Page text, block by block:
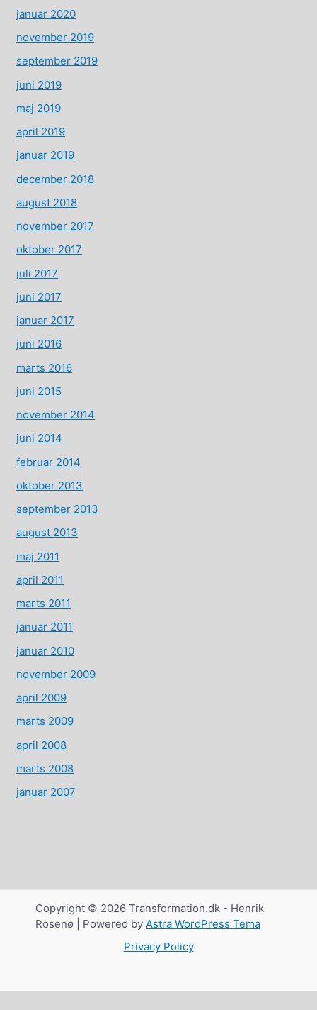
januar 2020
november 2019
september 2019
juni 2019
maj 2019
april 2019
januar 2019
december 2018
august 2018
november 2017
oktober 2017
juli 2017
juni 2017
januar 2017
juni 2016
marts 2016
juni 2015
november 2014
juni 2014
februar 2014
oktober 2013
september 2013
august 2013
maj 2011
april 2011
marts 2011
januar 2011
januar 2010
november 2009
april 2009
marts 2009
april 2008
marts 2008
januar 2007
Copyright © 2026 Transformation.dk - Henrik
Rosenø | Powered by Astra WordPress Tema
Privacy Policy